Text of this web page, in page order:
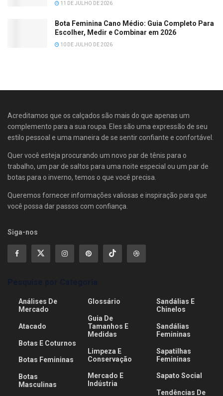
11 DE JULHO DE 2026
Bota Feminina Cano Médio: Guia Completo Para
Escolher, Medir e Combinar em 2026
10 DE JULHO DE 2026
Acreditamos que os calçados são mais do que apenas um
complemento para a sua roupa. Eles são uma expressão de seu
estilo pessoal e uma maneira de se sentir confiante e confortável.
Quer você esteja procurando um novo par de tênis para o
trabalho, um par de saltos para uma noite especial ou um par de
botas para o inverno, temos o que você precisa.
Queremos fornecer informações valiosas e inspiração para que
você possa dar passos com confiança.
Siga-nos
Análises De
Mercado
Atacado
Botas E Coturnos
Botas Femininas
Botas
Masculinas
Glossário
Guia De
Tamanhos E
Medidas
Limpeza E
Conservação
Mercado E
Indústria
Sandálias E
Chinelos
Sandálias
Femininas
Sapatilhas
Femininas
Sapato Social
Tendências De